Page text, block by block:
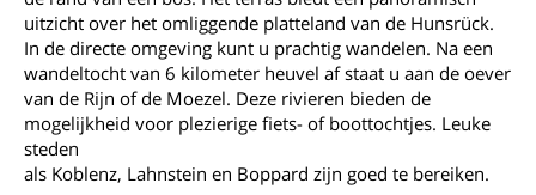
uitzicht over het omliggende platteland van de Hunsrück.
In de directe omgeving kunt u prachtig wandelen. Na een
wandeltocht van 6 kilometer heuvel af staat u aan de oever
van de Rijn of de Moezel. Deze rivieren bieden de
mogelijkheid voor plezierige fiets- of boottochtjes. Leuke
steden
als Koblenz, Lahnstein en Boppard zijn goed te bereiken.